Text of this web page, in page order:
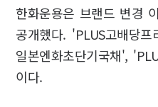
한화운용은 브랜드 변경
공개했다. 'PLUS고배당
일본엔화초단기국채',
이다.